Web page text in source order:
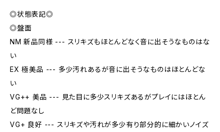
◎状態表記◎
◎盤面
NM 新品同様 --- スリキズもほとんどなく音に出そうなものはな
い
EX 極美品 --- 多少汚れあるが音に出そうなものはほとんどな
い
VG++ 美品 --- 見た目に多少スリキズあるがプレイにはほとん
ど問題なし
VG+ 良好 --- スリキズや汚れが多少有り部分的に細かいノイズ